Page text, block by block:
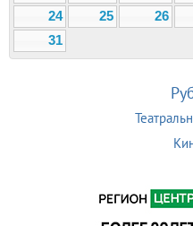
24
25 26
31